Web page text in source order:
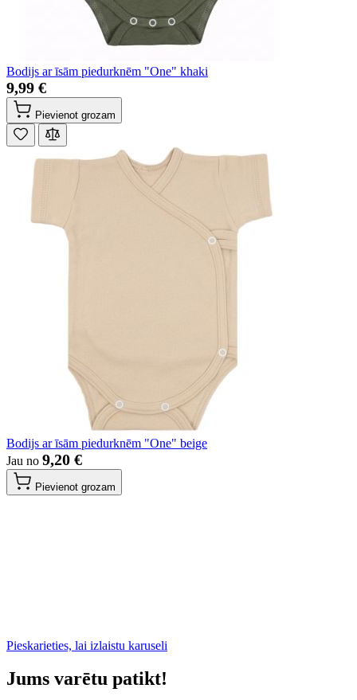
Bodijs ar īsām piedurknēm "One" khaki
9,99 €
Pievienot grozam
Bodijs ar īsām piedurknēm "One" beige
Jau no 9,20 €
Pievienot grozam
Pieskarieties, lai izlaistu karuseli
Jums varētu patikt!